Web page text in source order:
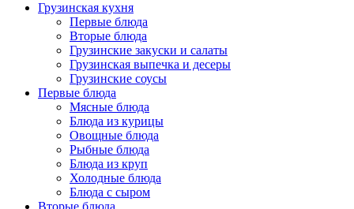
Грузинская кухня
Первые блюда
Вторые блюда
Грузинские закуски и салаты
Грузинская выпечка и десеры
Грузинские соусы
Первые блюда
Мясные блюда
Блюда из курицы
Овощные блюда
Рыбные блюда
Блюда из круп
Холодные блюда
Блюда с сыром
Вторые блюда